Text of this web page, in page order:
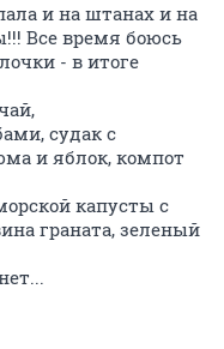
и на штанах и на
Все время боюсь
- в итоге
судак с
и яблок, компот
капусты с
граната, зеленый